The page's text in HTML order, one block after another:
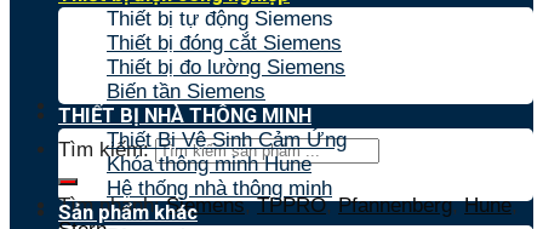
Tìm kiếm:
Tìm nhanh:Siemens,TPPRO,Pfannenberg,Hune,
Thiết bị tự động Siemens
Thiết bị đóng cắt Siemens
Thiết bị đo lường Siemens
Biến tần Siemens
THIẾT BỊ NHÀ THÔNG MINH
Thiết Bị Vệ Sinh Cảm Ứng
Khóa thông minh Hune
Hệ thống nhà thông minh
Sản phẩm khác